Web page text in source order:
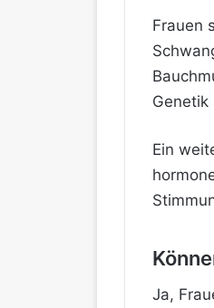
Frauen
Genetik
Ein
Ja,